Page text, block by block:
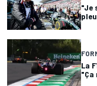
"Je
La
"Ça